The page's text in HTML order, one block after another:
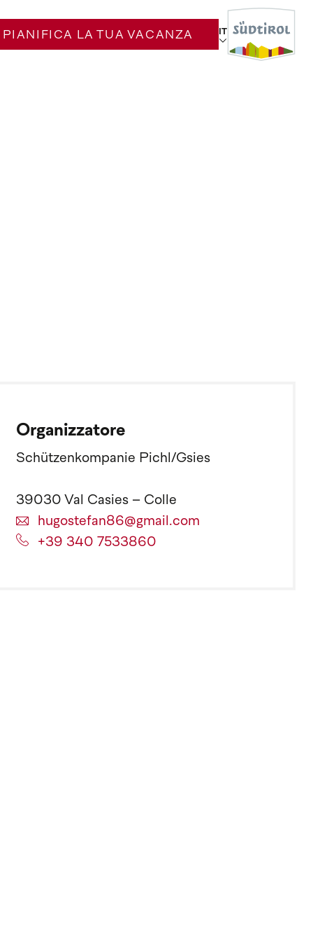
PIANIFICA LA TUA VACANZA IT
Organizzatore
Schützenkompanie Pichl/Gsies
39030 Val Casies – Colle
hugostefan86@gmail.com
+39 340 7533860